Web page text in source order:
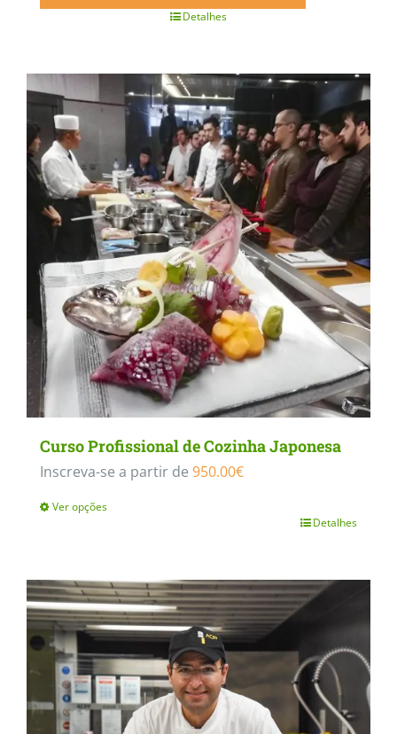
Detalhes
Curso Profissional de Cozinha Japonesa
Inscreva-se a partir de 950.00€
Ver opções
has
multiple
variants.
The
options
may
Detalhes